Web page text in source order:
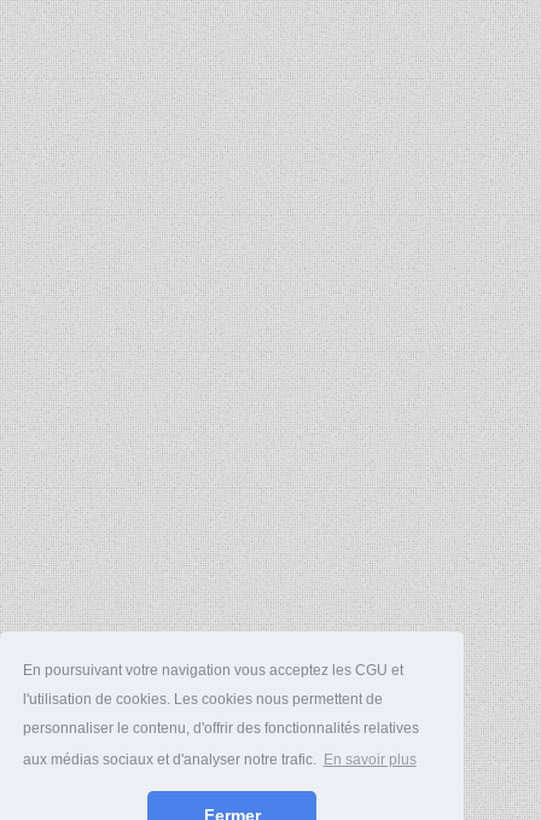
En poursuivant votre navigation vous acceptez les CGU et
l'utilisation de cookies. Les cookies nous permettent de
personnaliser le contenu, d'offrir des fonctionnalités relatives
aux médias sociaux et d'analyser notre trafic. En savoir plus
Fermer